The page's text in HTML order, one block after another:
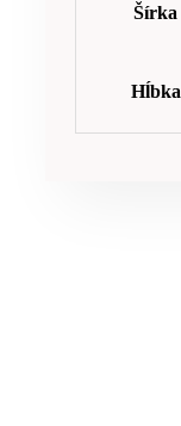
Šírka
Hĺbka